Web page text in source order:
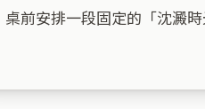
桌前安排一段固定的「沈澱